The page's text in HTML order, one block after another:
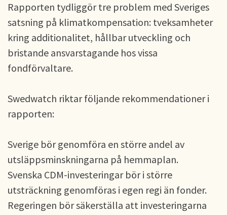
Rapporten tydliggör tre problem med Sveriges
satsning på klimatkompensation: tveksamheter
kring additionalitet, hållbar utveckling och
bristande ansvarstagande hos vissa
fondförvaltare.
Swedwatch riktar följande rekommendationer i
rapporten:
Sverige bör genomföra en större andel av
utsläppsminskningarna på hemmaplan.
Svenska CDM-investeringar bör i större
utsträckning genomföras i egen regi än fonder.
Regeringen bör säkerställa att investeringarna